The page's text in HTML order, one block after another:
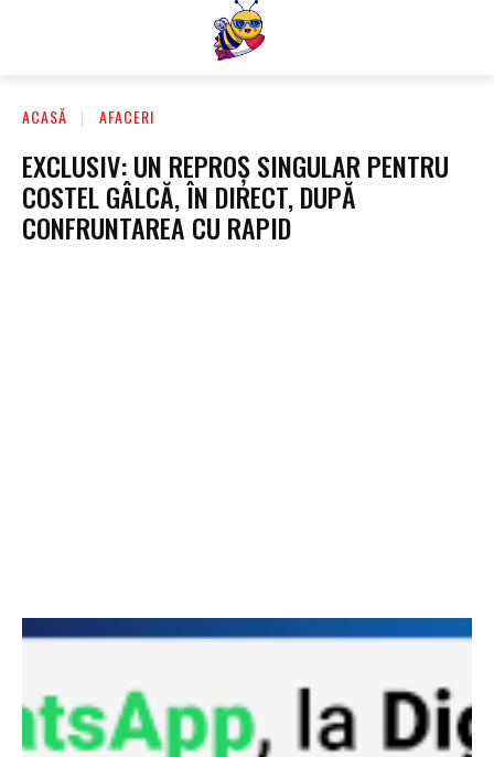
ACASĂ AFACERI
EXCLUSIV: UN REPROȘ SINGULAR PENTRU
COSTEL GÂLCĂ, ÎN DIRECT, DUPĂ
CONFRUNTAREA CU RAPID